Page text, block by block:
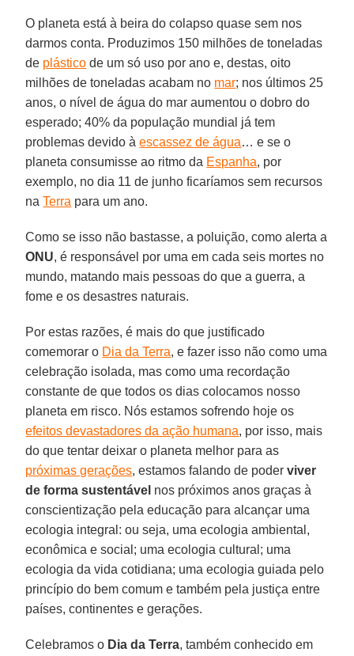
O planeta está à beira do colapso quase sem nos
darmos conta. Produzimos 150 milhões de toneladas
de plástico de um só uso por ano e, destas, oito
milhões de toneladas acabam no mar; nos últimos 25
anos, o nível de água do mar aumentou o dobro do
esperado; 40% da população mundial já tem
problemas devido àescassez de água… e se o
planeta consumisse ao ritmo da Espanha, por
exemplo, no dia 11 de junho ficaríamos sem recursos
naTerra para um ano.
Como se isso não bastasse, a poluição, como alerta a
ONU, é responsável por uma em cada seis mortes no
mundo, matando mais pessoas do que a guerra, a
fome e os desastres naturais.
Por estas razões, é mais do que justificado
comemorar o Dia da Terra, e fazer isso não como uma
celebração isolada, mas como uma recordação
constante de que todos os dias colocamos nosso
planeta em risco. Nós estamos sofrendo hoje os
efeitos devastadores da ação humana, por isso, mais
do que tentar deixar o planeta melhor para as
próximas gerações, estamos falando de poderviver
de forma sustentável nos próximos anos graças à
conscientização pela educação para alcançar uma
ecologia integral: ou seja, uma ecologia ambiental,
econômica e social; uma ecologia cultural; uma
ecologia da vida cotidiana; uma ecologia guiada pelo
princípio do bem comum e também pela justiça entre
países, continentes e gerações.
Celebramos o Dia da Terra, também conhecido em